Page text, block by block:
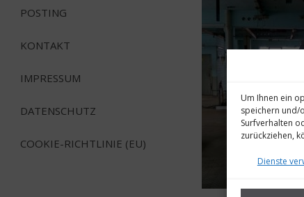
Um Ihnen ein
speichern und/
Surfverhalten
zurückziehen,
Dienste
POSTING
KONTAKT
IMPRESSUM
DATENSCHUTZ
COOKIE-RICHTLINIE (EU)